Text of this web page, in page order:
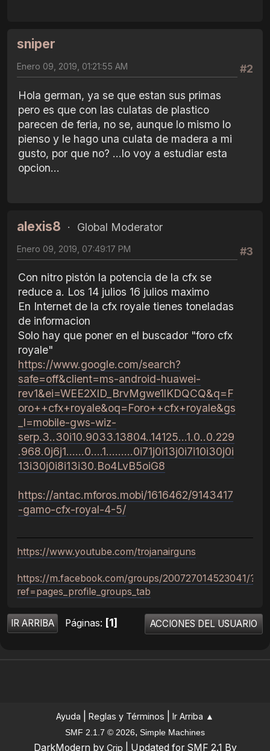
sniper
#2
Enero 09, 2019, 01:21:55 AM
Hola german, ya se que estan sus primas
pero es que con las culatas de plastico
parecen de feria, no se, aunque lo mismo lo
pienso y le hago una culata de madera a mi
gusto, por que no? ...lo voy a estudiar esta
opcion...
alexis8
Global Moderator
#3
Enero 09, 2019, 07:49:17 PM
Con nitro pistón la potencia de la cfx se
reduce a. Los 14 julios 16 julios maximo
En Internet de la cfx royale tienes toneladas
de informacion
Solo hay que poner en el buscador "foro cfx
royale"
https://www.google.com/search?
safe=off&client=ms-android-huawei-
rev1&ei=WEE2XID_BrvMgwe1lKDQCQ&q=F
oro++cfx+royale&oq=Foro++cfx+royale&gs
_l=mobile-gws-wiz-
serp.3..30i10.9033.13804..14125...1.0..0.229
.968.0j6j1......0....1.........0i71j0i13j0i7i10i30j0i
13i30j0i8i13i30.Bo4LvB5oiG8
https://antac.mforos.mobi/1616462/9143417
-gamo-cfx-royal-4-5/
https://www.youtube.com/trojanairguns
https://m.facebook.com/groups/200727014523041/?
ref=pages_profile_groups_tab
IR ARRIBA Páginas 1 ACCIONES DEL USUARIO
Ayuda Reglas y Términos Ir Arriba ▲
SMF 2.1.7 © 2026, Simple Machines
DarkModern by Crip | Updated for SMF 2.1 By